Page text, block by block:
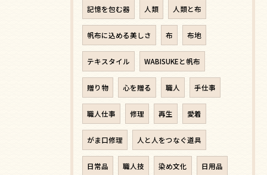
記憶を包む器 人類 人類と布
帆布に込める美しさ 布 布地
テキスタイル WABISUKEと帆布
贈り物 心を贈る 職人 手仕事
職人仕事 修理 再生 愛着
がま口修理 人と人をつなぐ道具
日常品 職人技 染め文化 日用品